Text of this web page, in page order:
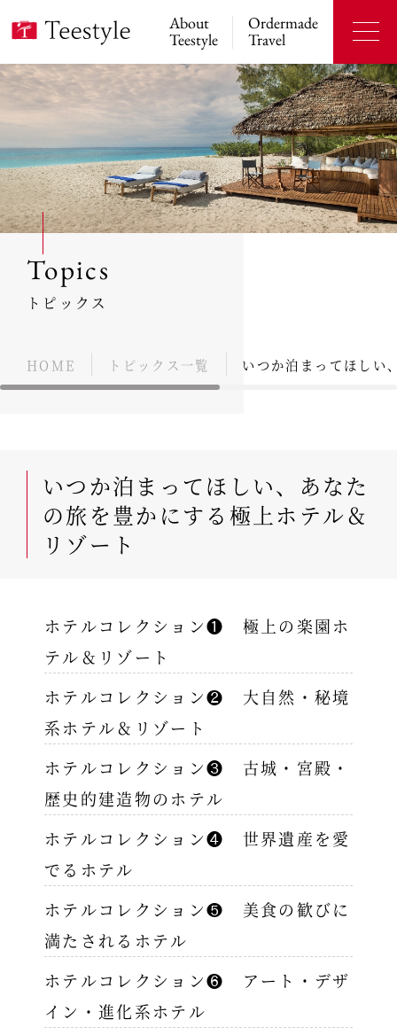
About
Teestyle
Ordermade
Travel
Topics
トピックス
HOME トピックス一覧 いつか泊まってほしい
いつか泊まってほしい、あなた
の旅を豊かにする極上ホテル＆
リゾート
ホテルコレクション❶ 極上の楽園ホ
テル＆リゾート
ホテルコレクション❷ 大自然・秘境
系ホテル＆リゾート
ホテルコレクション❸ 古城・宮殿・
歴史的建造物のホテル
ホテルコレクション❹ 世界遺産を愛
でるホテル
ホテルコレクション❺ 美食の歓びに
満たされるホテル
ホテルコレクション❻ アート・デザ
イン・進化系ホテル